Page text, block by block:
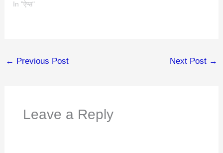
In "ऐप्स"
← Previous Post Next Post →
Leave a Reply